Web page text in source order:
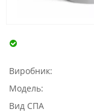
Виробник:
Модель:
Вид СПА